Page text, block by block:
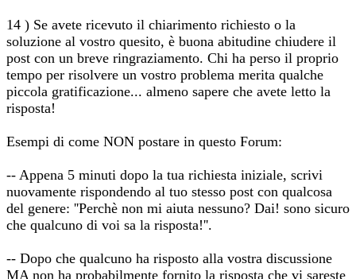
14 ) Se avete ricevuto il chiarimento richiesto o la
soluzione al vostro quesito, è buona abitudine chiudere il
post con un breve ringraziamento. Chi ha perso il proprio
tempo per risolvere un vostro problema merita qualche
piccola gratificazione... almeno sapere che avete letto la
risposta!
Esempi di come NON postare in questo Forum:
-- Appena 5 minuti dopo la tua richiesta iniziale, scrivi
nuovamente rispondendo al tuo stesso post con qualcosa
del genere: ''Perchè non mi aiuta nessuno? Dai! sono sicuro
che qualcuno di voi sa la risposta!''.
-- Dopo che qualcuno ha risposto alla vostra discussione
MA non ha probabilmente fornito la risposta che vi sareste